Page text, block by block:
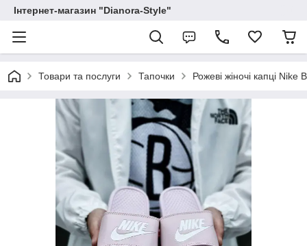
Інтернет-магазин "Dianora-Style"
Товари та послуги Тапочки Рожеві жіночі капці